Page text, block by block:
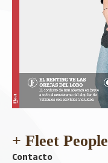
+ Fleet People
Contacto